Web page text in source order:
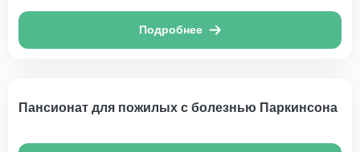
Подробнее
Пансионат для пожилых с болезнью Паркинсона